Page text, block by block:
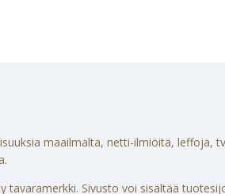
maailmalta, netti-ilmiöitä, leffoja,
tavaramerkki. Sivusto voi sisältää